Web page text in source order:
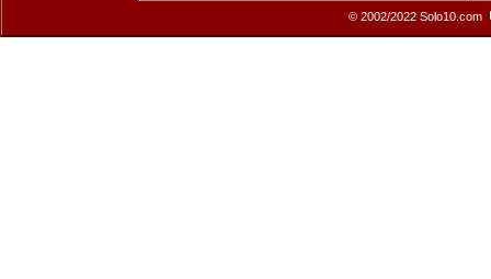
© 2002/2022 Solo10.com